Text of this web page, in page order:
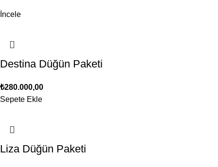
İncele
Destina Düğün Paketi
₺280.000,00
Sepete Ekle
Liza Düğün Paketi